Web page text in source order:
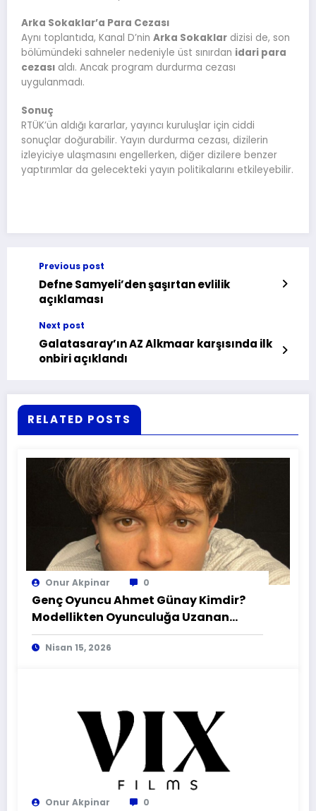
Arka Sokaklar’a Para Cezası
Aynı toplantıda, Kanal D’nin Arka Sokaklar dizisi de, son
bölümündeki sahneler nedeniyle üst sınırdan idari para
cezası aldı. Ancak program durdurma cezası
uygulanmadı.
Sonuç
RTÜK’ün aldığı kararlar, yayıncı kuruluşlar için ciddi
sonuçlar doğurabilir. Yayın durdurma cezası, dizilerin
izleyiciye ulaşmasını engellerken, diğer dizilere benzer
yaptırımlar da gelecekteki yayın politikalarını etkileyebilir.
Previous post
Defne Samyeli’den şaşırtan evlilik
açıklaması
Next post
Galatasaray’ın AZ Alkmaar karşısında ilk
onbiri açıklandı
RELATED POSTS
Onur Akpinar 0
Genç Oyuncu Ahmet Günay Kimdir?
Modellikten Oyunculuğa Uzanan
Hikaye
Nisan 15, 2026
Onur Akpinar 0